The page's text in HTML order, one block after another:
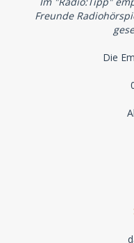
Freunde
Die